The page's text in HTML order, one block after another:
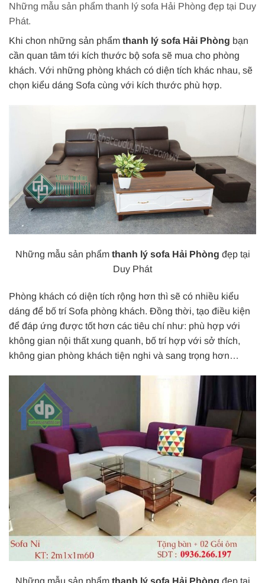
Những mẫu sản phẩm thanh lý sofa Hải Phòng đẹp tại Duy
Phát.
Khi chon những sản phẩm thanh lý sofa Hải Phòng bạn
cần quan tâm tới kích thước bộ sofa sẽ mua cho phòng
khách. Với những phòng khách có diện tích khác nhau, sẽ
chọn kiểu dáng Sofa cùng với kích thước phù hợp.
Những mẫu sản phẩm thanh lý sofa Hải Phòng đẹp tại
Duy Phát
Phòng khách có diện tích rộng hơn thì sẽ có nhiều kiểu
dáng để bố trí Sofa phòng khách. Đồng thời, tạo điều kiện
để đáp ứng được tốt hơn các tiêu chí như: phù hợp với
không gian nội thất xung quanh, bố trí hợp với sở thích,
không gian phòng khách tiện nghi và sang trọng hơn…
Những mẫu sản phẩm thanh lý sofa Hải Phòng đẹp tại